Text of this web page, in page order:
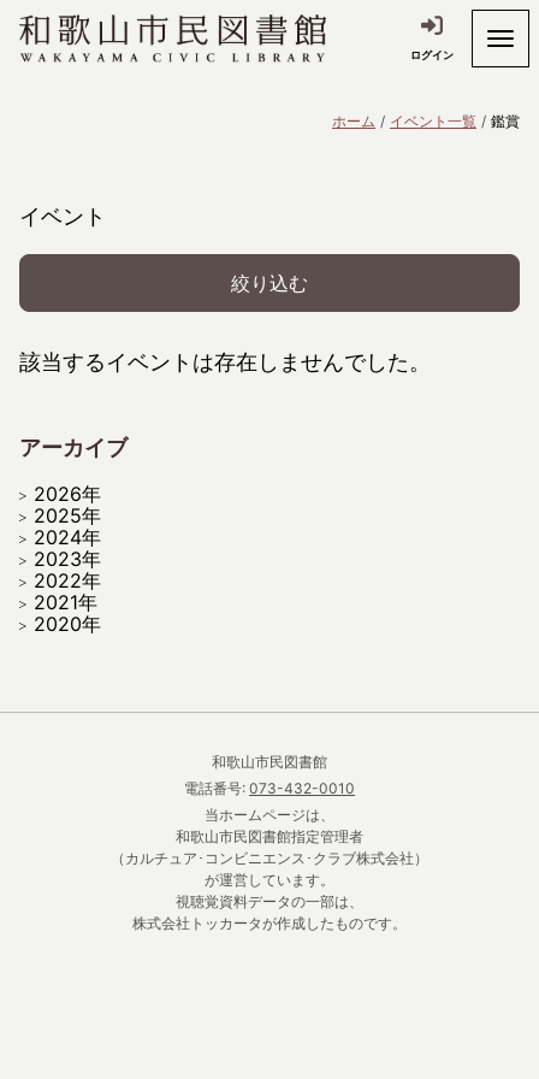
ログイン
ホーム イベント一覧 鑑賞
イベント
絞り込む
該当するイベントは存在しませんでした。
アーカイブ
2026年
2025年
2024年
2023年
2022年
2021年
2020年
和歌山市民図書館
電話番号: 073-432-0010
当ホームページは、
和歌山市民図書館指定管理者
（カルチュア･コンビニエンス･クラブ株式会社）
が運営しています。
視聴覚資料データの一部は、
株式会社トッカータが作成したものです。